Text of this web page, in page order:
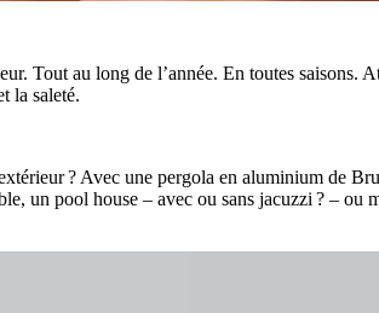
Tout au long de l’année. En toutes
la saleté.
? Avec une pergola en aluminium de
un pool house – avec ou sans jacuzzi ? –